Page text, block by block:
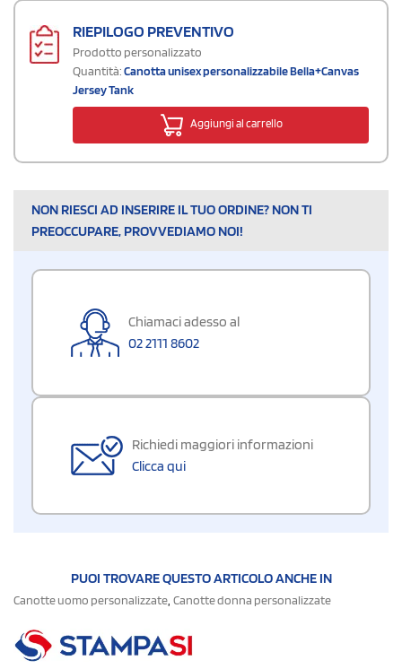
RIEPILOGO PREVENTIVO
Prodotto personalizzato
Quantità:Canotta unisex personalizzabile Bella+Canvas
Jersey Tank
Aggiungi al carrello
NON RIESCI AD INSERIRE IL TUO ORDINE? NON TI
PREOCCUPARE, PROVVEDIAMO NOI!
Chiamaci adesso al
02 2111 8602
Richiedi maggiori informazioni
Clicca qui
PUOI TROVARE QUESTO ARTICOLO ANCHE IN
Canotte uomo personalizzate Canotte donna personalizzate